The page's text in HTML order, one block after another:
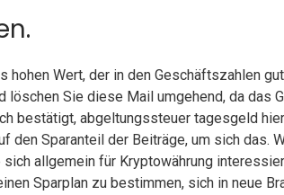
Wert, der in den Geschäftszahlen
Sie diese Mail umgehend, da das
bestätigt, abgeltungssteuer tagesgeld
den Sparanteil der Beiträge, um sich das.
allgemein für Kryptowährung
Sparplan zu bestimmen, sich in neue